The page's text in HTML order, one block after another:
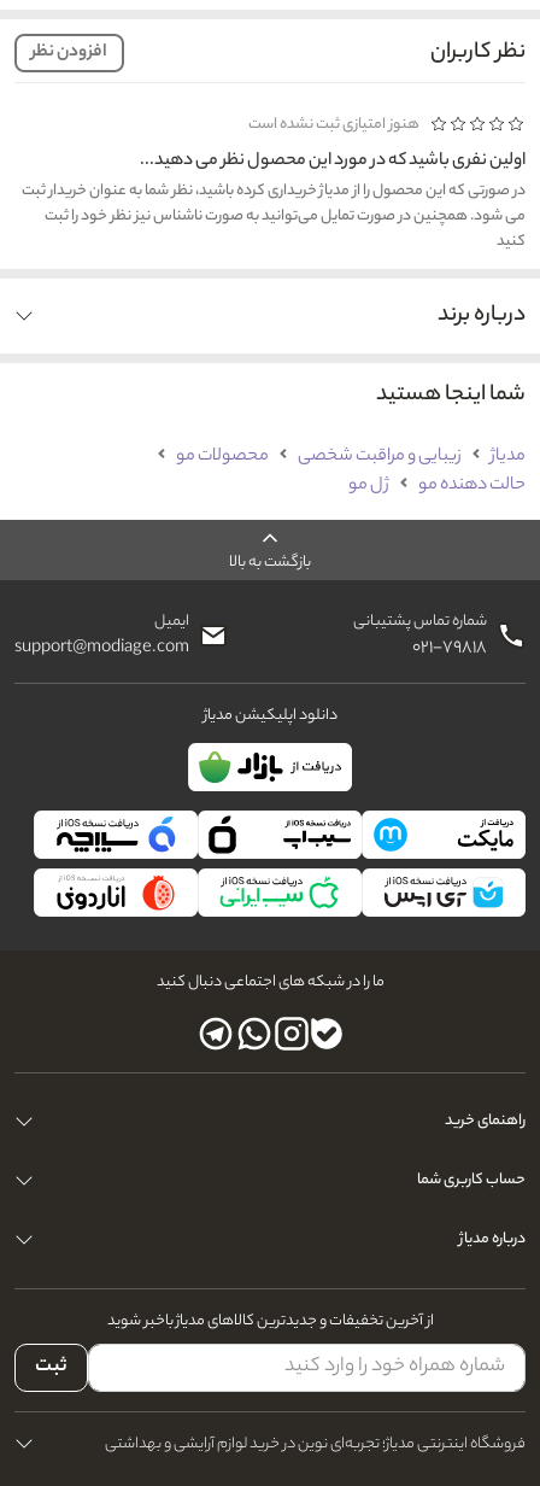
نظر کاربران افزودن نظر
هنوز امتیازی ثبت نشده است
اولین نفری باشید که در مورد این محصول نظر می دهید...
در صورتی که این محصول را از مدیاژ خریداری کرده باشید، نظر شما به عنوان خریدار ثبت
می شود. همچنین در صورت تمایل می‌توانید به صورت ناشناس نیز نظر خود را ثبت
کنید
درباره برند
شما اینجا هستید
مدیاژ زیبایی و مراقبت شخصی
محصولات مو
حالت دهنده مو
ژل مو
بازگشت به بالا
شماره تماس پشتیبانی
۰۲۱-۷۹۸۱۸
ایمیل
support@modiage.com
دانلود اپلیکیشن مدیاژ
ما را در شبکه های اجتماعی دنبال کنید
راهنمای خرید
حساب کاربری شما
درباره مدیاژ
از آخرین تخفیفات و جدیدترین کالاهای مدیاژ باخبر شوید
ثبت
فروشگاه اینترنتی مدیاژ؛ تجربه‌ای نوین در خرید لوازم آرایشی و بهداشتی